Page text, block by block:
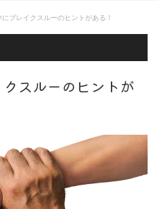
ブレイクスルーのヒントがある！
スルーのヒントが